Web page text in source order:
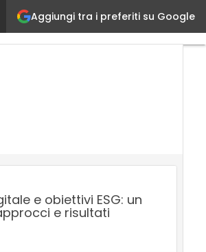
Aggiungi tra i preferiti su Google
quali software aiutano a
e obiettivi ESG: un
e risultati